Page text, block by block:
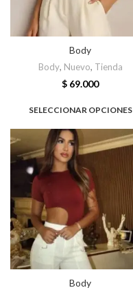
Body
Body, Nuevo, Tienda
$ 69.000
SELECCIONAR OPCIONES
Body